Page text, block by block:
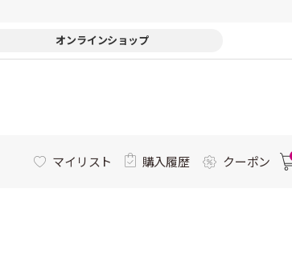
オンラインショップ
マイリスト 購入履歴 クーポン